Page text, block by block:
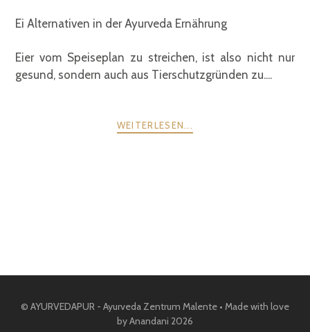
Ei Alternativen in der Ayurveda Ernährung
Eier vom Speiseplan zu streichen, ist also nicht nur
gesund, sondern auch aus Tierschutzgründen zu....
WEITERLESEN...
© AYURVEDAPUR - Ayurveda Zentrum Malente • Made with love
by Anandani 2026